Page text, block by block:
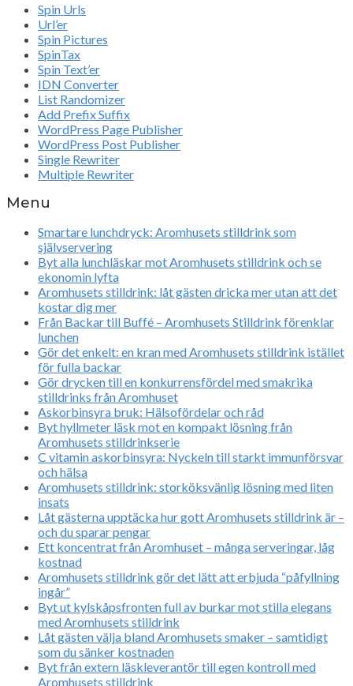
Spin Urls
Url’er
Spin Pictures
SpinTax
Spin Text’er
IDN Converter
List Randomizer
Add Prefix Suffix
WordPress Page Publisher
WordPress Post Publisher
Single Rewriter
Multiple Rewriter
Menu
Smartare lunchdryck: Aromhusets stilldrink som
självservering
Byt alla lunchläskar mot Aromhusets stilldrink och se
ekonomin lyfta
Aromhusets stilldrink: låt gästen dricka mer utan att det
kostar dig mer
Från Backar till Buffé – Aromhusets Stilldrink förenklar
lunchen
Gör det enkelt: en kran med Aromhusets stilldrink istället
för fulla backar
Gör drycken till en konkurrensfördel med smakrika
stilldrinks från Aromhuset
Askorbinsyra bruk: Hälsofördelar och råd
Byt hyllmeter läsk mot en kompakt lösning från
Aromhusets stilldrinkserie
C vitamin askorbinsyra: Nyckeln till starkt immunförsvar
och hälsa
Aromhusets stilldrink: storköksvänlig lösning med liten
insats
Låt gästerna upptäcka hur gott Aromhusets stilldrink är –
och du sparar pengar
Ett koncentrat från Aromhuset – många serveringar, låg
kostnad
Aromhusets stilldrink gör det lätt att erbjuda “påfyllning
ingår”
Byt ut kylskåpsfronten full av burkar mot stilla elegans
med Aromhusets stilldrink
Låt gästen välja bland Aromhusets smaker – samtidigt
som du sänker kostnaden
Byt från extern läskleverantör till egen kontroll med
Aromhusets stilldrink